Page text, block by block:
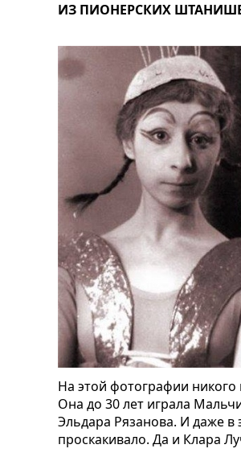
ИЗ ПИОНЕРСКИХ
На этой фотографии
Она до 30 лет играла
Эльдара Рязанова. И даже в
проскакивало. Да и Клара